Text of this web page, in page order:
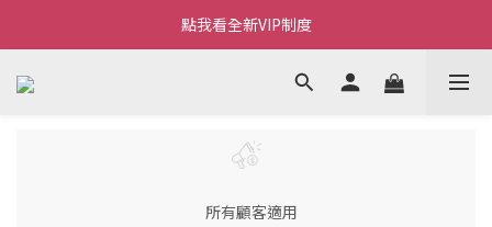
Welcome~私藏生活~
點我看全新VIP制度
全新購物金/點數使用說明
所有顧客適用